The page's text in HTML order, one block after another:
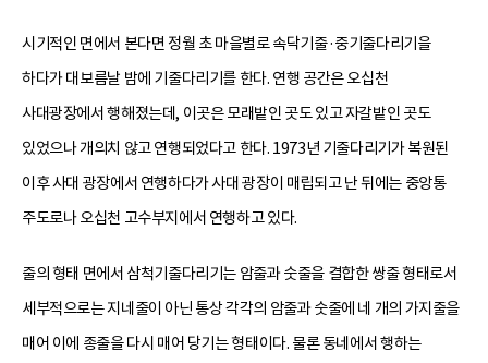
시기적인 면에서 본다면 정월 초 마을별로 속닥기줄·중기줄다리기을
하다가 대보름날 밤에 기줄다리기를 한다. 연행 공간은 오십천
사대광장에서 행해졌는데, 이곳은 모래밭인 곳도 있고 자갈밭인 곳도
있었으나 개의치 않고 연행되었다고 한다. 1973년 기줄다리기가 복원된
이후 사대 광장에서 연행하다가 사대 광장이 매립되고 난 뒤에는 중앙통
주도로나 오십천 고수부지에서 연행하고 있다.
줄의 형태 면에서 삼척기줄다리기는 암줄과 숫줄을 결합한 쌍줄 형태로서
세부적으로는 지네줄이 아닌 통상 각각의 암줄과 숫줄에 네 개의 가지줄을
매어 이에 종줄을 다시 매어 당기는 형태이다. 물론 동네에서 행하는